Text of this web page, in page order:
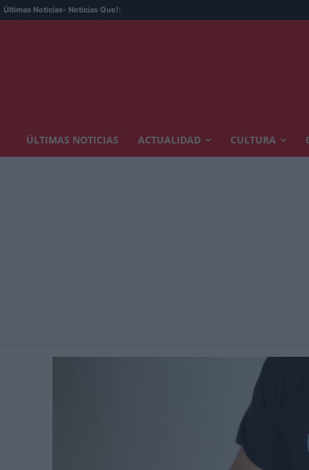
Últimas Noticias- Noticias Que!:
ÚLTIMAS NOTICIAS ACTUALIDAD CULTURA